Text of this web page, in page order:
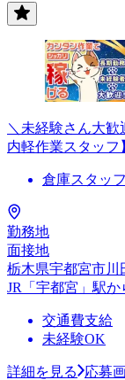
＼未経験さん大
内軽作業スタッフ
倉庫スタッフ
勤務地
面接地
栃木県宇都宮市川
JR「宇都宮」駅か
交通費支給
未経験OK
詳細を見る
応募